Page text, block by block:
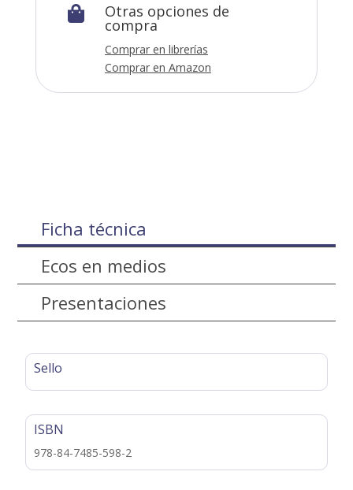
 Otras opciones de
compra
Comprar en librerías
Comprar en Amazon
Ficha técnica
Ecos en medios
Presentaciones
Sello
ISBN
978-84-7485-598-2